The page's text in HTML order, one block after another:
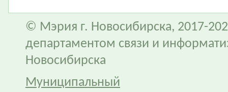
© Мэрия г. Новосибирска, 2017-
департаментом связи и
Новосибирска
Муниципальный